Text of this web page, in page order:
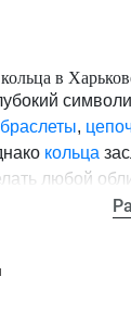
в
браслеты,
кольца
любой
друг